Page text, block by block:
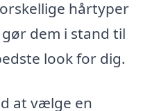
hårtyper
dem i stand til
look for dig.
at vælge en